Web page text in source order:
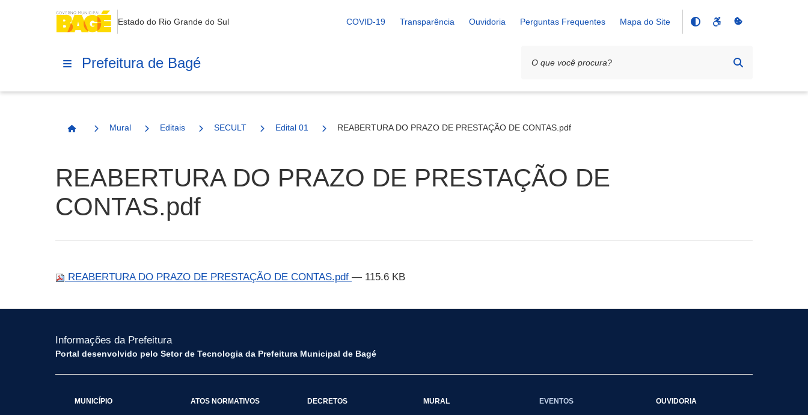
Estado do Rio Grande do Sul COVID-19 Transparência Ouvidoria Perguntas Frequentes Mapa do Site
Prefeitura de Bagé
Página Inicial
Mural Editais SECULT Edital 01 REABERTURA DO PRAZO DE PRESTAÇÃO DE CONTAS.pdf
REABERTURA DO PRAZO DE PRESTAÇÃO DE
CONTAS.pdf
REABERTURA DO PRAZO DE PRESTAÇÃO DE CONTAS.pdf — 115.6 KB
Informações da Prefeitura
Portal desenvolvido pelo Setor de Tecnologia da Prefeitura Municipal de Bagé
MUNICÍPIO ATOS NORMATIVOS DECRETOS MURAL EVENTOS OUVIDORIA